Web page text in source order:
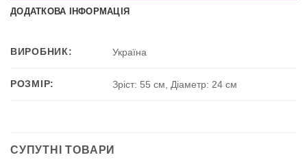
ДОДАТКОВА ІНФОРМАЦІЯ
ВИРОБНИК: Україна
РОЗМІР: Зріст: 55 см, Діаметр: 24 см
СУПУТНІ ТОВАРИ